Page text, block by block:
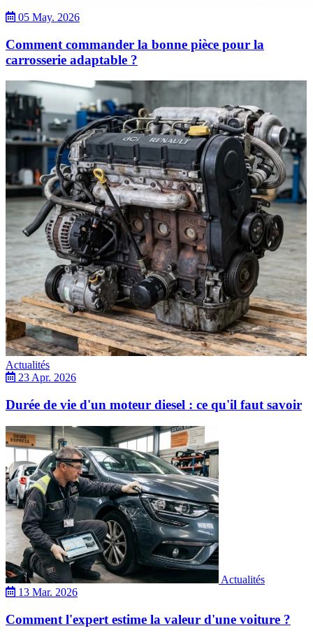
05 May. 2026
Comment commander la bonne pièce pour la
carrosserie adaptable ?
Actualités
23 Apr. 2026
Durée de vie d'un moteur diesel : ce qu'il faut savoir
Actualités
13 Mar. 2026
Comment l'expert estime la valeur d'une voiture ?